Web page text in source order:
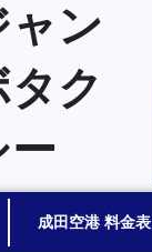
ャン
タク
ー
成田空港 料金表